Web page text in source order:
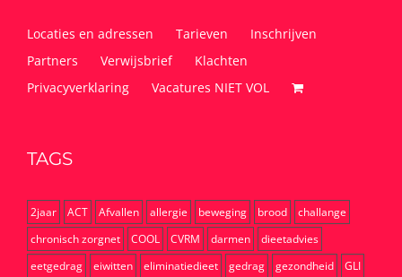
Locaties en adressen Tarieven
Inschrijven
Partners
Verwijsbrief
Klachten
Privacyverklaring
Vacatures NIET VOL
TAGS
2jaar ACT Afvallen allergie beweging brood
challange
chronisch zorgnet
COOL CVRM darmen
dieetadvies
eetgedrag
eiwitten eliminatiedieet gedrag gezondheid
GLI